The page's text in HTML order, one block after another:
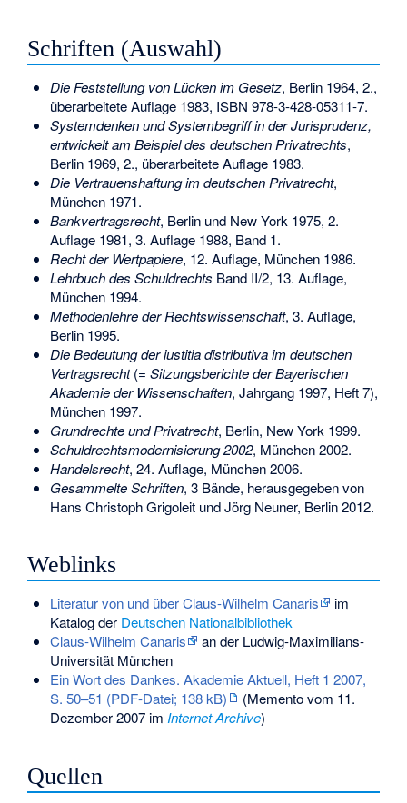
Schriften (Auswahl)
Die Feststellung von Lücken im Gesetz, Berlin 1964, 2.,
überarbeitete Auflage 1983, ISBN 978-3-428-05311-7.
Systemdenken und Systembegriff in der Jurisprudenz,
entwickelt am Beispiel des deutschen Privatrechts,
Berlin 1969, 2., überarbeitete Auflage 1983.
Die Vertrauenshaftung im deutschen Privatrecht,
München 1971.
Bankvertragsrecht, Berlin und New York 1975, 2.
Auflage 1981, 3. Auflage 1988, Band 1.
Recht der Wertpapiere, 12. Auflage, München 1986.
Lehrbuch des Schuldrechts Band II/2, 13. Auflage,
München 1994.
Methodenlehre der Rechtswissenschaft, 3. Auflage,
Berlin 1995.
Die Bedeutung der iustitia distributiva im deutschen
Vertragsrecht(= Sitzungsberichte der Bayerischen
Akademie der Wissenschaften, Jahrgang 1997, Heft 7),
München 1997.
Grundrechte und Privatrecht, Berlin, New York 1999.
Schuldrechtsmodernisierung 2002, München 2002.
Handelsrecht, 24. Auflage, München 2006.
Gesammelte Schriften, 3 Bände, herausgegeben von
Hans Christoph Grigoleit und Jörg Neuner, Berlin 2012.
Weblinks
Literatur von und über Claus-Wilhelm Canaris
im
Katalog der Deutschen Nationalbibliothek
Claus-Wilhelm Canaris
an der Ludwig-Maximilians-
Universität München
Ein Wort des Dankes. Akademie Aktuell, Heft 1 2007,
S. 50–51 (PDF-Datei; 138 kB)
(Mementovom 11.
Dezember 2007 im Internet Archive)
Quellen